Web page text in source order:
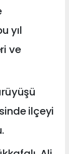
yıl
ve
ilçeyi